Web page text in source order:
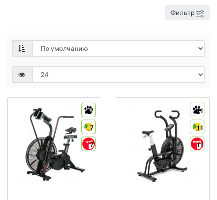
Фильтр
7
7
7
11
11
11